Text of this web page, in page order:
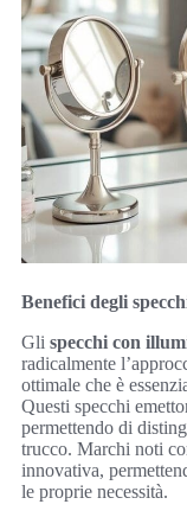
Benefici degli
Gli specchi con
radicalmente
ottimale che è
Questi specchi
permettendo di
trucco. Marchi noti
innovativa,
le proprie necessità.